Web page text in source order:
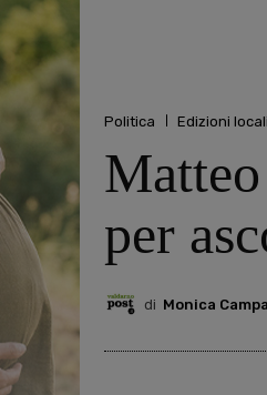
Politica Edizioni locali
per
di Monica